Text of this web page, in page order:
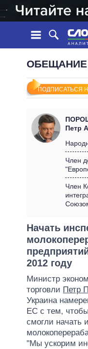
ЛЕНТА
СОБЫТИЯ
СТАТЬИ
МНЕНИЯ
ОБЗОРЫ
ДАЙДЖЕСТЫ
ВСЕ
ПРЕЗИДЕНТ
КАБИНЕТ
ГЛАВЫ
ОБЕЩАНИЕ
ПОДПИСАТЬСЯ
Петр
Член
Член
Начать
2012 году
Министр
торговли Петр
Украина
ЕС с тем,
смогли начать
"Мы ускорим